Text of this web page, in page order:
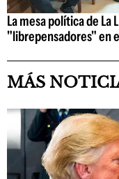
La mesa política de La
"librepensadores" en
MÁS